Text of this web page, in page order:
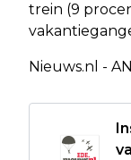
trein (9
Nieuws.nl -